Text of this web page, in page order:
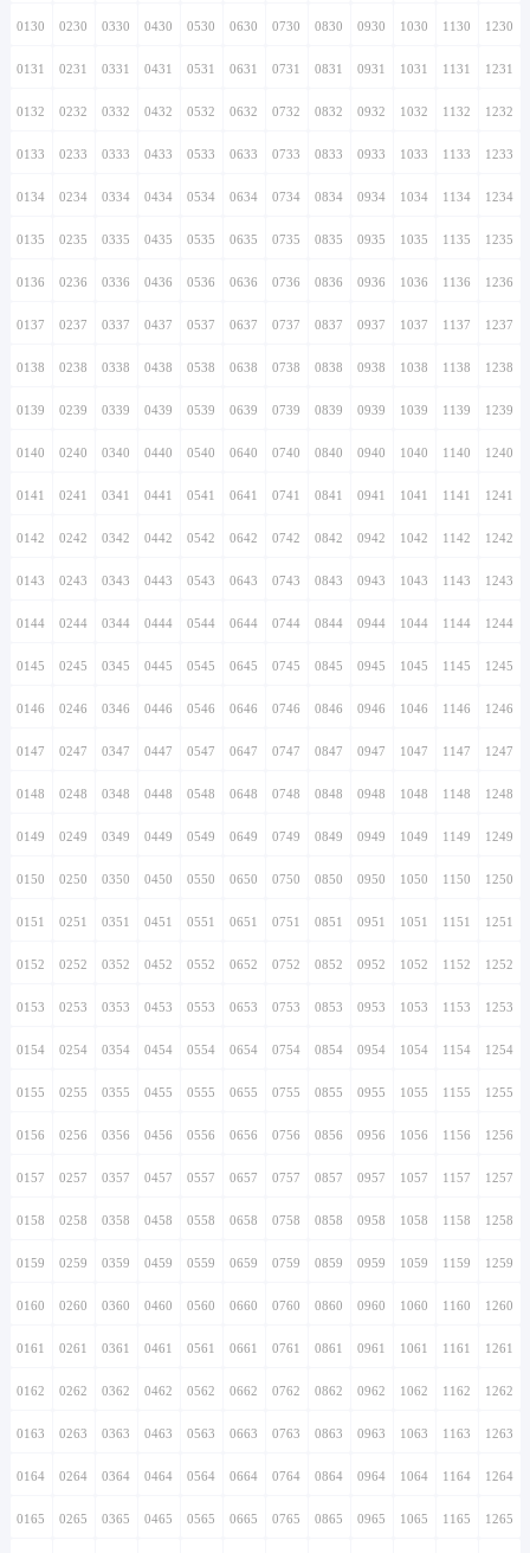
0130 0230 0330 0430 0530 0630 0730 0830 0930 1030 1130 1230
0131 0231 0331 0431 0531 0631 0731 0831 0931 1031 1131 1231
0132 0232 0332 0432 0532 0632 0732 0832 0932 1032 1132 1232
0133 0233 0333 0433 0533 0633 0733 0833 0933 1033 1133 1233
0134 0234 0334 0434 0534 0634 0734 0834 0934 1034 1134 1234
0135 0235 0335 0435 0535 0635 0735 0835 0935 1035 1135 1235
0136 0236 0336 0436 0536 0636 0736 0836 0936 1036 1136 1236
0137 0237 0337 0437 0537 0637 0737 0837 0937 1037 1137 1237
0138 0238 0338 0438 0538 0638 0738 0838 0938 1038 1138 1238
0139 0239 0339 0439 0539 0639 0739 0839 0939 1039 1139 1239
0140 0240 0340 0440 0540 0640 0740 0840 0940 1040 1140 1240
0141 0241 0341 0441 0541 0641 0741 0841 0941 1041 1141 1241
0142 0242 0342 0442 0542 0642 0742 0842 0942 1042 1142 1242
0143 0243 0343 0443 0543 0643 0743 0843 0943 1043 1143 1243
0144 0244 0344 0444 0544 0644 0744 0844 0944 1044 1144 1244
0145 0245 0345 0445 0545 0645 0745 0845 0945 1045 1145 1245
0146 0246 0346 0446 0546 0646 0746 0846 0946 1046 1146 1246
0147 0247 0347 0447 0547 0647 0747 0847 0947 1047 1147 1247
0148 0248 0348 0448 0548 0648 0748 0848 0948 1048 1148 1248
0149 0249 0349 0449 0549 0649 0749 0849 0949 1049 1149 1249
0150 0250 0350 0450 0550 0650 0750 0850 0950 1050 1150 1250
0151 0251 0351 0451 0551 0651 0751 0851 0951 1051 1151 1251
0152 0252 0352 0452 0552 0652 0752 0852 0952 1052 1152 1252
0153 0253 0353 0453 0553 0653 0753 0853 0953 1053 1153 1253
0154 0254 0354 0454 0554 0654 0754 0854 0954 1054 1154 1254
0155 0255 0355 0455 0555 0655 0755 0855 0955 1055 1155 1255
0156 0256 0356 0456 0556 0656 0756 0856 0956 1056 1156 1256
0157 0257 0357 0457 0557 0657 0757 0857 0957 1057 1157 1257
0158 0258 0358 0458 0558 0658 0758 0858 0958 1058 1158 1258
0159 0259 0359 0459 0559 0659 0759 0859 0959 1059 1159 1259
0160 0260 0360 0460 0560 0660 0760 0860 0960 1060 1160 1260
0161 0261 0361 0461 0561 0661 0761 0861 0961 1061 1161 1261
0162 0262 0362 0462 0562 0662 0762 0862 0962 1062 1162 1262
0163 0263 0363 0463 0563 0663 0763 0863 0963 1063 1163 1263
0164 0264 0364 0464 0564 0664 0764 0864 0964 1064 1164 1264
0165 0265 0365 0465 0565 0665 0765 0865 0965 1065 1165 1265